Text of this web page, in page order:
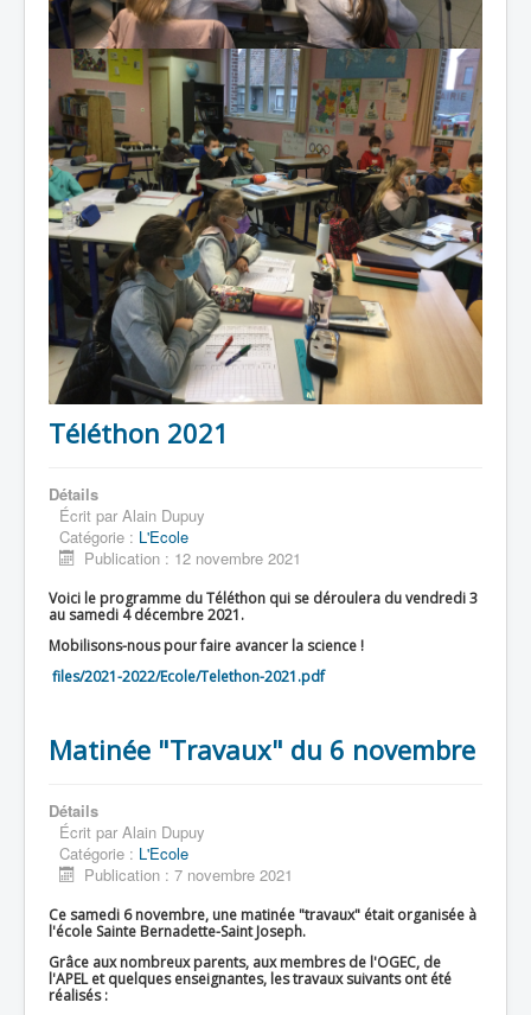
Téléthon 2021
Détails
Écrit par Alain Dupuy
Catégorie : L'Ecole
Publication : 12 novembre 2021
Voici le programme du Téléthon qui se déroulera du vendredi 3
au samedi 4 décembre 2021.
Mobilisons-nous pour faire avancer la science !
files/2021-2022/Ecole/Telethon-2021.pdf
Matinée "Travaux" du 6 novembre
Détails
Écrit par Alain Dupuy
Catégorie : L'Ecole
Publication : 7 novembre 2021
Ce samedi 6 novembre, une matinée "travaux" était organisée à
l'école Sainte Bernadette-Saint Joseph.
Grâce aux nombreux parents, aux membres de l'OGEC, de
l'APEL et quelques enseignantes, les travaux suivants ont été
réalisés :